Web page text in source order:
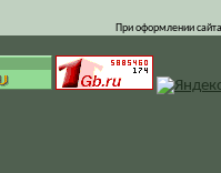
При оформлении